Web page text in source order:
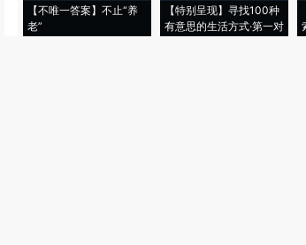
【不唯一答案】不止“养
老”
【特别呈现】寻找100种
有意思的生活方式·第一对